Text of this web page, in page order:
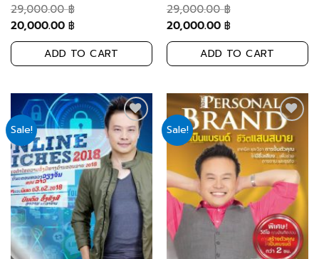
29,000.00฿
20,000.00 ฿
ADD TO CART
29,000.00฿
20,000.00 ฿
ADD TO CART
Sale!
Add
to
wishlist
Sale!
Add
to
wishlist